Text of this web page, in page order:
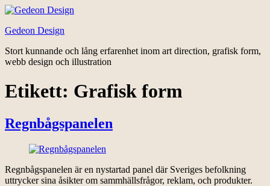
Hoppa
innehåll
Gedeon Design
Stort kunnande och lång erfarenhet inom art direction, grafisk form,
webb design och illustration
Etikett: Grafisk form
Regnbågspanelen
Regnbågspanelen är en nystartad panel där Sveriges befolkning
uttrycker sina åsikter om sammhällsfrågor, reklam, och produkter.